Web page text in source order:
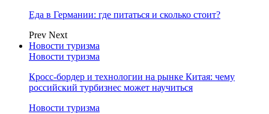
Еда в Германии: где питаться и сколько стоит?
Prev Next
Новости туризма
Новости туризма
Кросс-бордер и технологии на рынке Китая: чему
российский турбизнес может научиться
Новости туризма